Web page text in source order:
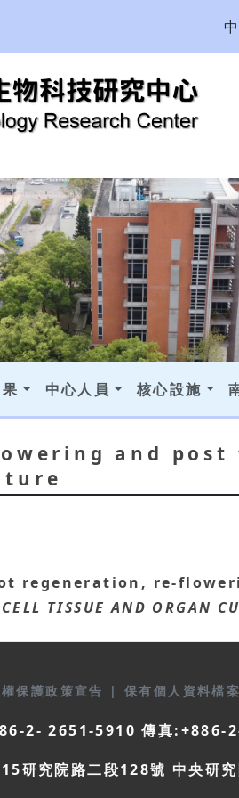
中心人員 核心設施
and
regeneration, re-
TISSUE AND ORGAN
保護政策宣告 | 保有個人資料檔
2- 2651-5910 傳真:+886-
研究院路二段128號 中央研